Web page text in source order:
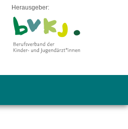
Herausgeber: